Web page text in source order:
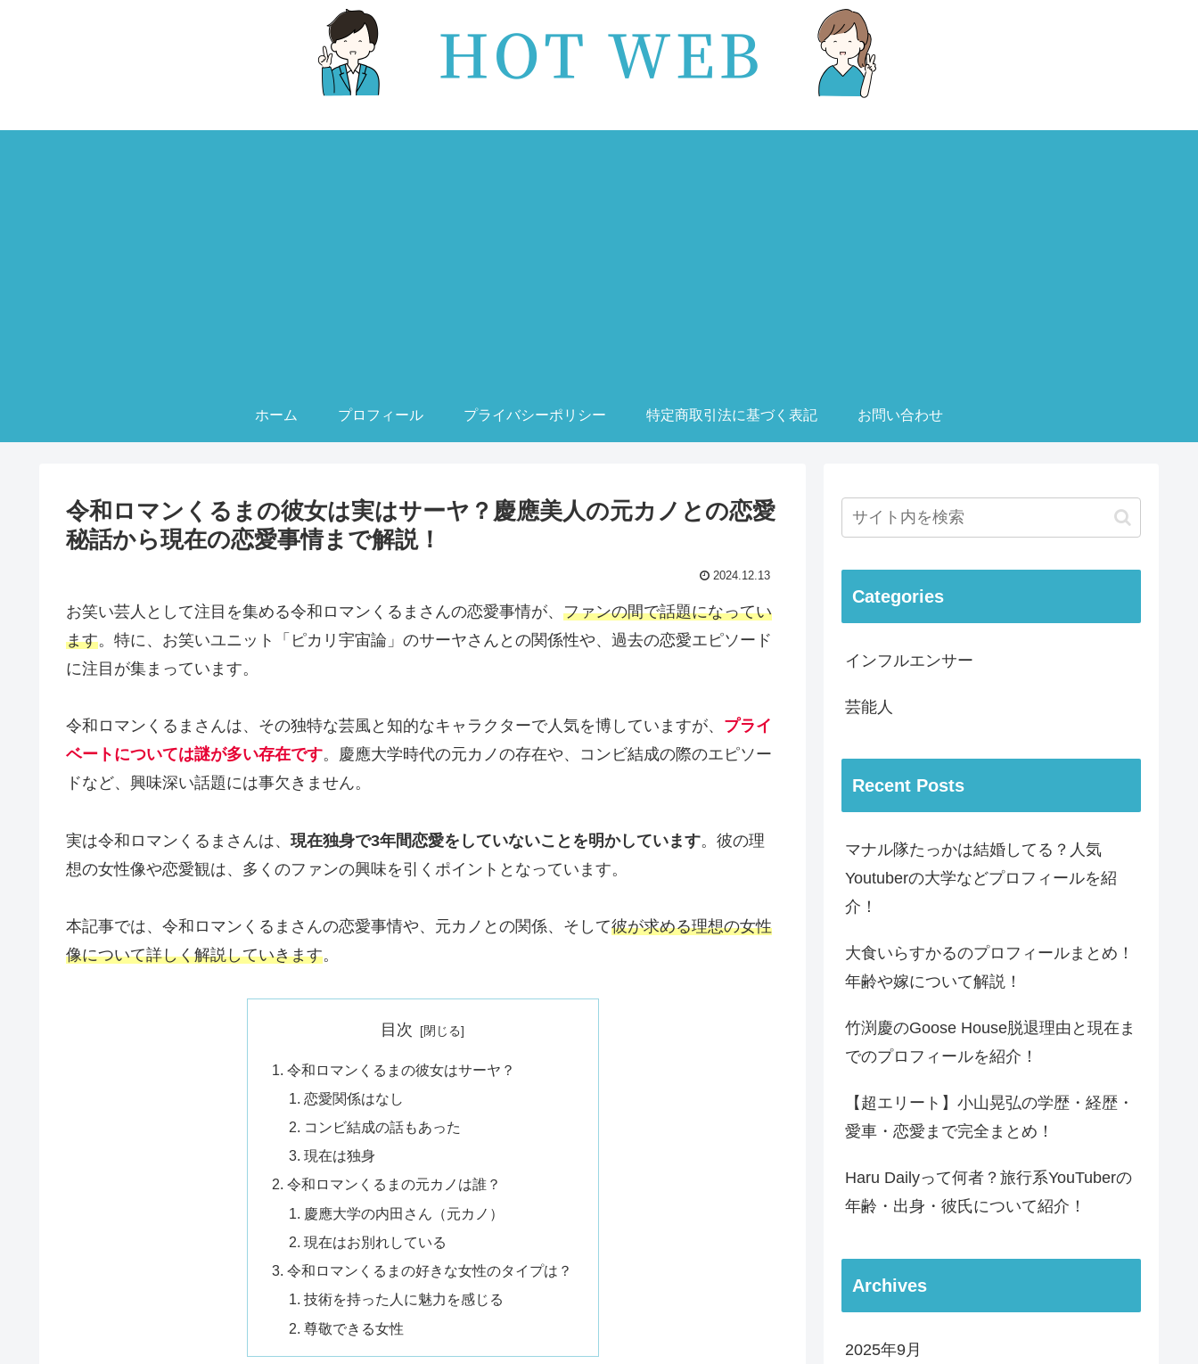
ホーム プロフィール プライバシーポリシー 特定商取引法に基づく表記 お問い合わせ
令和ロマンくるまの彼女は実はサーヤ？慶應美人の元カノとの恋愛
秘話から現在の恋愛事情まで解説！
2024.12.13
お笑い芸人として注目を集める令和ロマンくるまさんの恋愛事情が、 ファンの間で話題になってい
ます。特に、お笑いユニット「ピカリ宇宙論」のサーヤさんとの関係性や、過去の恋愛エピソード
に注目が集まっています。
令和ロマンくるまさんは、その独特な芸風と知的なキャラクターで人気を博していますが、 プライ
ベートについては謎が多い存在です。慶應大学時代の元カノの存在や、コンビ結成の際のエピソー
ドなど、興味深い話題には事欠きません。
実は令和ロマンくるまさんは、 現在独身で3年間恋愛をしていないことを明かしています。彼の理
想の女性像や恋愛観は、多くのファンの興味を引くポイントとなっています。
本記事では、令和ロマンくるまさんの恋愛事情や、元カノとの関係、そして彼が求める理想の女性
像について詳しく解説していきます。
目次
令和ロマンくるまの彼女はサーヤ？
恋愛関係はなし
コンビ結成の話もあった
現在は独身
令和ロマンくるまの元カノは誰？
慶應大学の内田さん（元カノ）
現在はお別れしている
令和ロマンくるまの好きな女性のタイプは？
技術を持った人に魅力を感じる
尊敬できる女性
Categories
インフルエンサー
芸能人
Recent Posts
マナル隊たっかは結婚してる？人気
Youtuberの大学などプロフィールを紹
介！
大食いらすかるのプロフィールまとめ！
年齢や嫁について解説！
竹渕慶のGoose House脱退理由と現在ま
でのプロフィールを紹介！
【超エリート】小山晃弘の学歴・経歴・
愛車・恋愛まで完全まとめ！
Haru Dailyって何者？旅行系YouTuberの
年齢・出身・彼氏について紹介！
Archives
2025年9月